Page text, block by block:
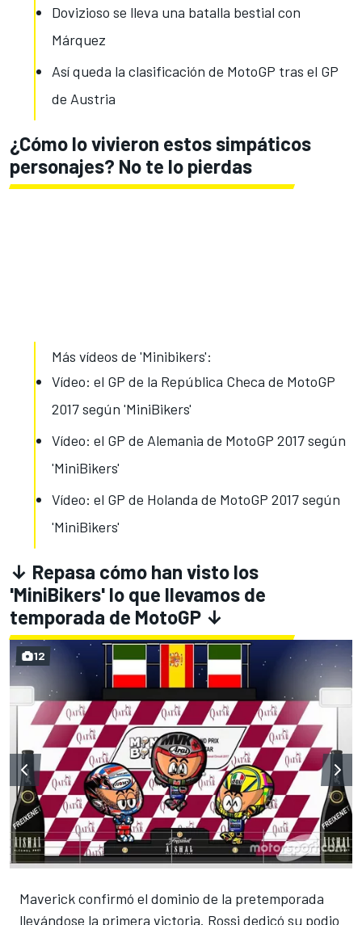
Dovizioso se lleva una batalla bestial con
Márquez
Así queda la clasificación de MotoGP tras el GP
de Austria
¿Cómo lo vivieron estos simpáticos
personajes? No te lo pierdas
Más vídeos de 'Minibikers':
Vídeo: el GP de la República Checa de MotoGP
2017 según 'MiniBikers'
Vídeo: el GP de Alemania de MotoGP 2017 según
'MiniBikers'
Vídeo: el GP de Holanda de MotoGP 2017 según
'MiniBikers'
↓ Repasa cómo han visto los
'MiniBikers' lo que llevamos de
temporada de MotoGP ↓
Maverick confirmó el dominio de la pretemporada
llevándose la primera victoria. Rossi dedicó su podio
12